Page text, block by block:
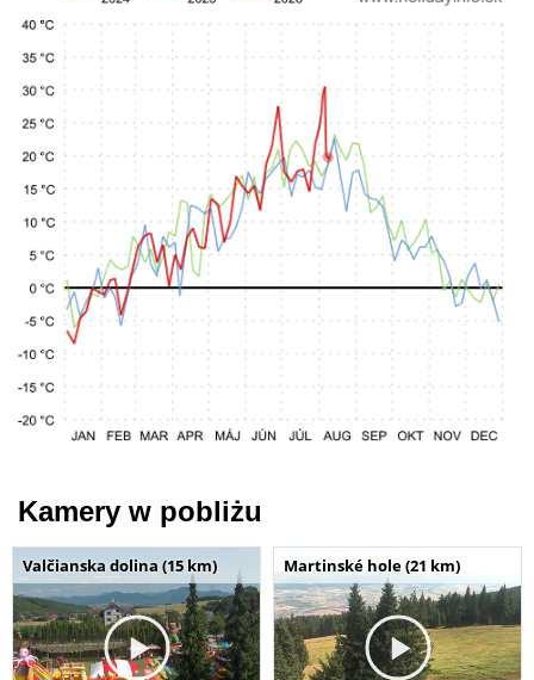
Kamery w pobliżu
Valčianska dolina (15 km) Martinské hole (21 km)